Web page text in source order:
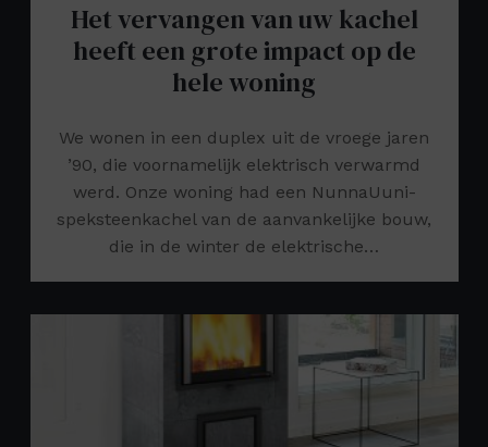
Het vervangen van uw kachel
heeft een grote impact op de
hele woning
We wonen in een duplex uit de vroege jaren
’90, die voornamelijk elektrisch verwarmd
werd. Onze woning had een NunnaUuni-
speksteenkachel van de aanvankelijke bouw,
die in de winter de elektrische…